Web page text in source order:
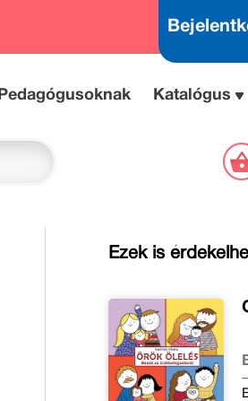
Pedagógusoknak Katalógus
Ezek is